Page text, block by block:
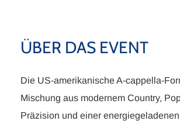
ÜBER DAS EVENT
Die US-amerikanische A-cappella-
Mischung aus modernem Country,
Präzision und einer